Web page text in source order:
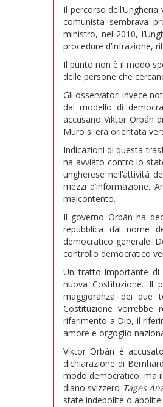
Il percorso
comunista sembrava
ministro, nel 2010,
procedure d’infrazione,
Il punto non è il modo
delle persone che
Gli osservatori invece
dal modello di
accusano Viktor Orbán
Muro si era orientata
Indicazioni di questa
ha avviato contro lo
ungherese nell’attività
mezzi d’informazione.
malcontento.
Il governo Orbán ha
repubblica dal nome
democratico generale.
controllo democratico
Un tratto importante di
nuova Costituzione. Il
maggioranza dei due
Costituzione vorrebbe
riferimento a Dio, il
amore e orgoglio
Viktor Orbán è
dichiarazione di
modo democratico, ma
diano svizzero Tages
state indebolite o